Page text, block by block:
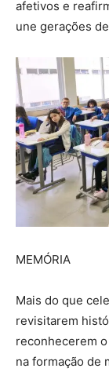
afetivos e
une gerações
MEMÓRIA
Mais do que
revisitarem
reconhecerem
na formação de